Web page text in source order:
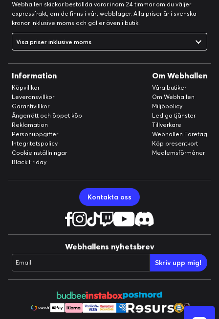
Webhallen skickar beställda varor inom 24 timmar om du väljer
expressfrakt, om de finns i vårt webblager. Alla priser är i svenska
kronor inklusive moms och gäller även i butik.
Visa priser inklusive moms
Information
Köpvillkor
Leveransvillkor
Garantivillkor
Ångerrätt och öppet köp
Reklamation
Personuppgifter
Integritetspolicy
Cookieinställningar
Black Friday
Om Webhallen
Våra butiker
Om Webhallen
Miljöpolicy
Lediga tjänster
Tillverkare
Webhallen Företag
Köp presentkort
Medlemsförmåner
Kontakta oss
Webhallens nyhetsbrev
Email Skriv upp mig!